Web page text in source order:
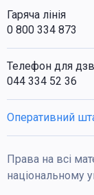
Гаряча лінія
0 800 334 873
Телефон для
044 334 52 36
Оперативний
Права на всі
національному